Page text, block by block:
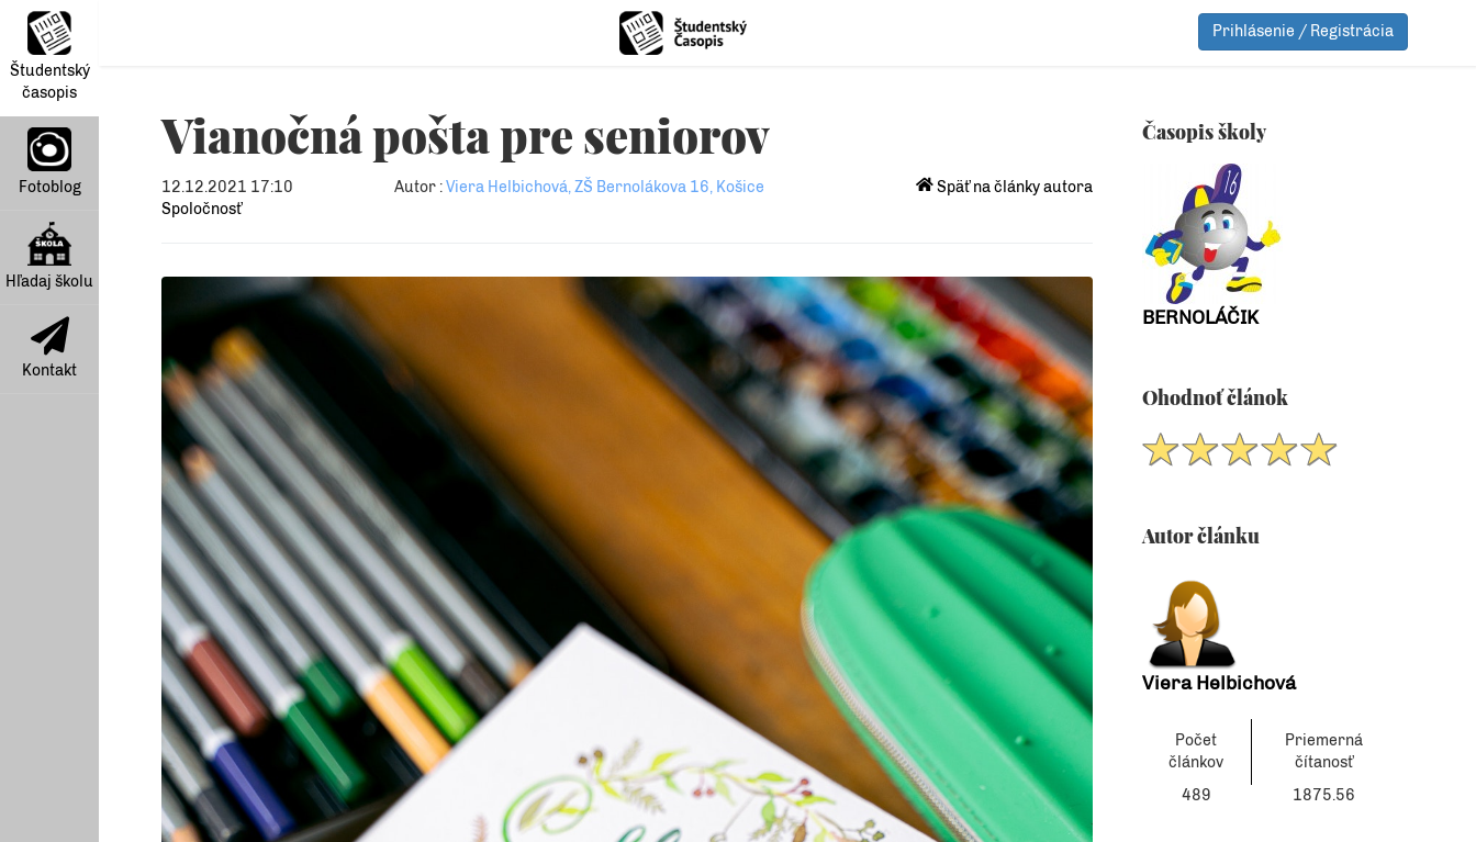
Študentský
časopis
Fotoblog
Hľadaj školu
Kontakt
Prihlásenie / Registrácia
Vianočná pošta pre seniorov
12.12.2021 17:10
Spoločnosť
Autor :Viera Helbichová, ZŠ Bernolákova 16, Košice Späť na články autora
Časopis školy
BERNOLÁČIK
Ohodnoť článok
Autor článku
Viera Helbichová
Počet
článkov
Priemerná
čítanosť
489
1875.56